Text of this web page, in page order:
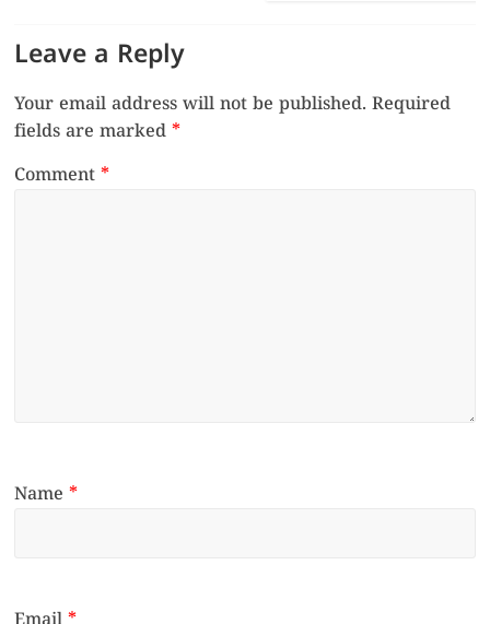
Leave a Reply
Your email address will not be published. Required
fields are marked*
Comment*
Name*